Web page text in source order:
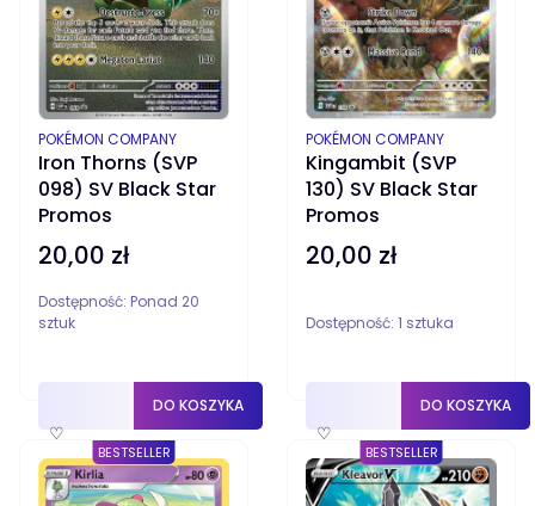
Iron Thorns (SVP
098) SV Black Star
Promos
PRODUCENT
POKÉMON COMPANY
Cena
20,00 zł
Dostępność: Ponad 20
sztuk
♡
DO KOSZYKA
Kingambit (SVP
130) SV Black Star
Promos
PRODUCENT
POKÉMON COMPANY
Cena
20,00 zł
Dostępność: 1 sztuka
♡
DO KOSZYKA
BESTSELLER BESTSELLER